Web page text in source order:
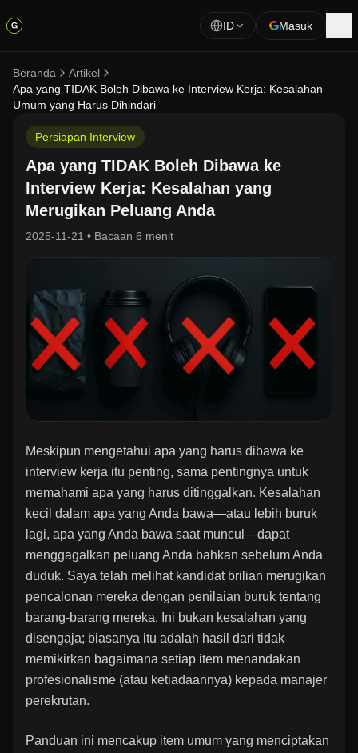
ID Masuk
Beranda
Artikel
Apa yang TIDAK Boleh Dibawa ke Interview Kerja: Kesalahan
Umum yang Harus Dihindari
Persiapan Interview
Apa yang TIDAK Boleh Dibawa ke
Interview Kerja: Kesalahan yang
Merugikan Peluang Anda
2025-11-21 • Bacaan 6 menit
Meskipun mengetahui apa yang harus dibawa ke
interview kerja itu penting, sama pentingnya untuk
memahami apa yang harus ditinggalkan. Kesalahan
kecil dalam apa yang Anda bawa—atau lebih buruk
lagi, apa yang Anda bawa saat muncul—dapat
menggagalkan peluang Anda bahkan sebelum Anda
duduk. Saya telah melihat kandidat brilian merugikan
pencalonan mereka dengan penilaian buruk tentang
barang-barang mereka. Ini bukan kesalahan yang
disengaja; biasanya itu adalah hasil dari tidak
memikirkan bagaimana setiap item menandakan
profesionalisme (atau ketiadaannya) kepada manajer
perekrutan.
Panduan ini mencakup item umum yang menciptakan